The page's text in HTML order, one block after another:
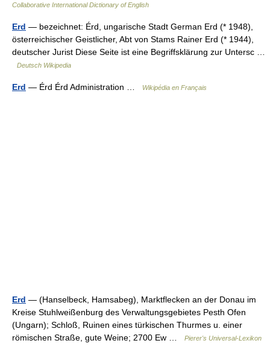
Collaborative International Dictionary of English
Erd — bezeichnet: Érd, ungarische Stadt German Erd (* 1948),
österreichischer Geistlicher, Abt von Stams Rainer Erd (* 1944),
deutscher Jurist Diese Seite ist eine Begriffsklärung zur Untersc …
Deutsch Wikipedia
Erd — Érd Érd Administration … Wikipédia en Français
Erd — (Hanselbeck, Hamsabeg), Marktflecken an der Donau im
Kreise Stuhlweißenburg des Verwaltungsgebietes Pesth Ofen
(Ungarn); Schloß, Ruinen eines türkischen Thurmes u. einer
römischen Straße, gute Weine; 2700 Ew …
Pierer's Universal-Lexikon